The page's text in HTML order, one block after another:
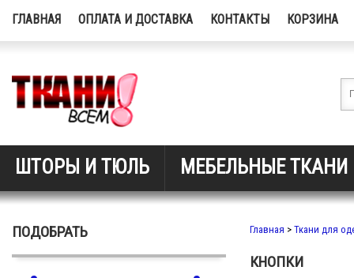
ГЛАВНАЯ ОПЛАТА И ДОСТАВКА КОНТАКТЫ КОРЗИНА
ШТОРЫ И ТЮЛЬ МЕБЕЛЬНЫЕ ТКАНИ
ПОДОБРАТЬ Главная > Ткани для
КНОПКИ